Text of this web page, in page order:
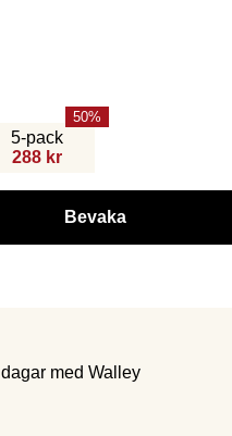
5-pack
288 kr
50
Bevaka
med Walley